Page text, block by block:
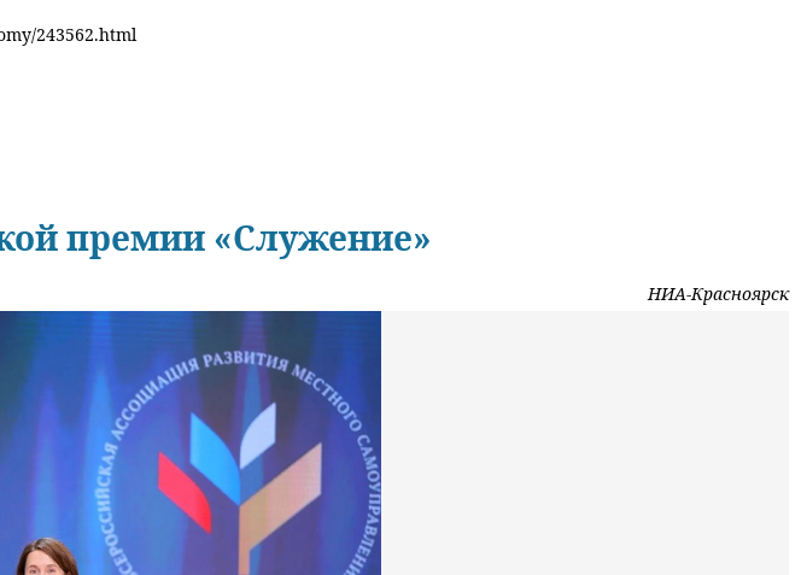
243562.html
премии «Служение»
НИА-Красноярск